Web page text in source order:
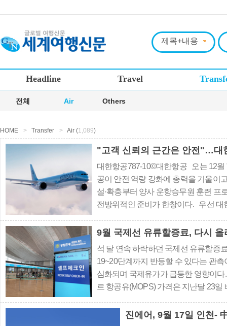
Headline Travel
전체 Air Others
HOME > Transfer > Air (1,089)
대한항공787-10©대한항공 오는 12월
공이 안전 역량 강화에 총력을 기울이
설·확충부터 양사 운항승무원 훈련 프
전방위적인 준비가 한창이다. 우선 대
련 프로그램을 선제적으로..
9월 국제선 유류할증료, 다시 올
석 달 연속 하락하던 국제선 유류할증
19~20단계까지 반등할 수 있다는 관
심화되며 국제유가가 급등한 영향이
르 항공유(MOPS) 가격은 지난달 23
149.46달러, 28일 147.08달러로 이틀
진에어, 9월 17일 인천-